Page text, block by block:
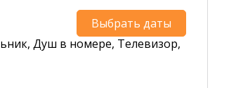
Выбрать даты
Душ в номере, Телевизор,